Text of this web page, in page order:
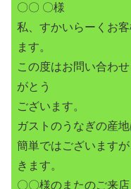
〇〇 〇様
私、すかいらーくお
ます。
この度はお問い合わ
がとう
ございます。
ガストのうなぎの産
簡単ではございます
きます。
〇〇様のまたのご来